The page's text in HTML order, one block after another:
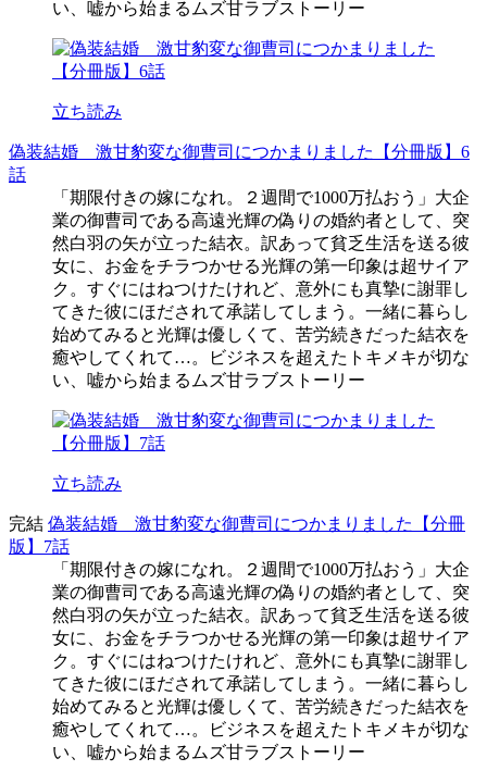
い、嘘から始まるムズ甘ラブストーリー
立ち読み
偽装結婚 激甘豹変な御曹司につかまりました【分冊版】6
話
「期限付きの嫁になれ。２週間で1000万払おう」大企
業の御曹司である高遠光輝の偽りの婚約者として、突
然白羽の矢が立った結衣。訳あって貧乏生活を送る彼
女に、お金をチラつかせる光輝の第一印象は超サイア
ク。すぐにはねつけたけれど、意外にも真摯に謝罪し
てきた彼にほだされて承諾してしまう。一緒に暮らし
始めてみると光輝は優しくて、苦労続きだった結衣を
癒やしてくれて…。ビジネスを超えたトキメキが切な
い、嘘から始まるムズ甘ラブストーリー
立ち読み
完結 偽装結婚 激甘豹変な御曹司につかまりました【分冊
版】7話
「期限付きの嫁になれ。２週間で1000万払おう」大企
業の御曹司である高遠光輝の偽りの婚約者として、突
然白羽の矢が立った結衣。訳あって貧乏生活を送る彼
女に、お金をチラつかせる光輝の第一印象は超サイア
ク。すぐにはねつけたけれど、意外にも真摯に謝罪し
てきた彼にほだされて承諾してしまう。一緒に暮らし
始めてみると光輝は優しくて、苦労続きだった結衣を
癒やしてくれて…。ビジネスを超えたトキメキが切な
い、嘘から始まるムズ甘ラブストーリー